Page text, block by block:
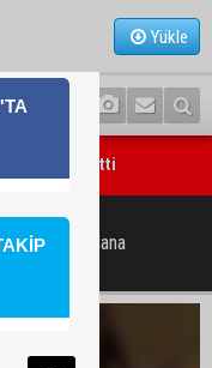
Yükle
kaybetti
hakkında Adana